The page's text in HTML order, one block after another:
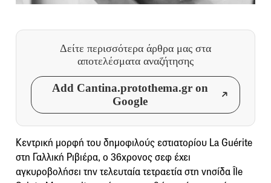
Δείτε περισσότερα άρθρα μας στα
αποτελέσματα αναζήτησης
Add Cantina.protothema.gr on
Google
Κεντρική μορφή του δημοφιλούς εστιατορίου La Guérite
στη Γαλλική Ριβιέρα, ο 36χρονος σεφ έχει
αγκυροβολήσει την τελευταία τετραετία στη νησίδα Île